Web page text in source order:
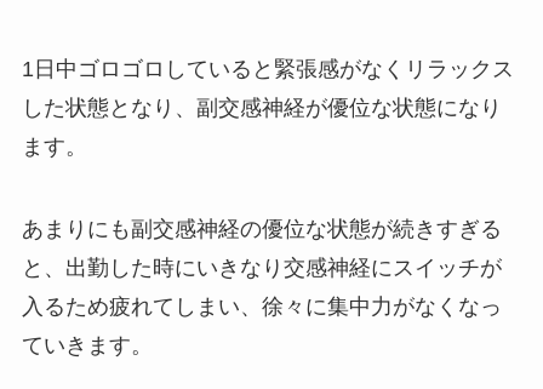
1日中ゴロゴロしていると緊張感がなくリラックス
した状態となり、副交感神経が優位な状態になり
ます。
あまりにも副交感神経の優位な状態が続きすぎる
と、出勤した時にいきなり交感神経にスイッチが
入るため疲れてしまい、徐々に集中力がなくなっ
ていきます。